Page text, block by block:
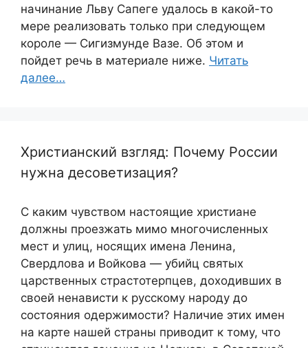
начинание Льву Сапеге удалось в какой-то
мере реализовать только при следующем
короле — Сигизмунде Вазе. Об этом и
пойдет речь в материале ниже. Читать
далее…
Христианский взгляд: Почему России
нужна десоветизация?
С каким чувством настоящие христиане
должны проезжать мимо многочисленных
мест и улиц, носящих имена Ленина,
Свердлова и Войкова — убийц святых
царственных страстотерпцев, доходивших в
своей ненависти к русскому народу до
состояния одержимости? Наличие этих имен
на карте нашей страны приводит к тому, что